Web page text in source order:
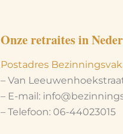
Onze retraites in
Postadres
– Van
– E-mail:
– Telefoon: 06-44023015